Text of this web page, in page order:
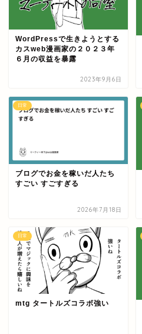
WordPressで生きようとする
カスweb漫画家の２０２３年
６月の収益を暴露
2023年9月6日
日常
ブログでお金を稼いだ人たち
すごい すごすぎる
2026年7月18日
日常
mtg タートルズコラボ強い